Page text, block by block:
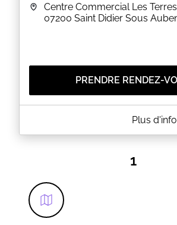
Centre Commercial Les
07200 Saint Didier Sous
PRENDRE RENDEZ-
A PROPOS DE L'ATELIER BEAUTÉ BY
Découvrez une large palette desoins
besoin. Isabelle est à votre service,
cosmétiques BIO professionnels de
assurés de profiter d'un moment de
détente bien mérité. Dans un cadre
chaleureux, Isabelle saura répondre à
Offrez-vous la pause bien-être que
Plus
1